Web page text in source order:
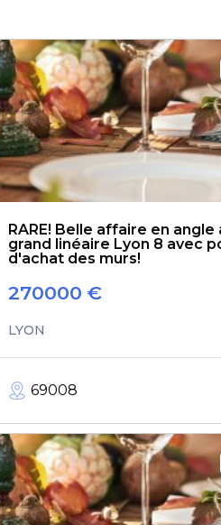
RARE! Belle affaire en angle
grand linéaire Lyon 8 avec
d'achat des murs!
270000 €
LYON
69008